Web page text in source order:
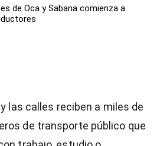
de Oca y Sabana comienza a
las calles reciben a miles de
de transporte público que